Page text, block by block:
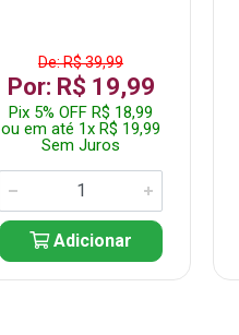
De: R$ 39,99
Por: R$ 19,99
Pix 5% OFF R$ 18,99
ou em até 1x R$ 19,99
Sem Juros
Adicionar